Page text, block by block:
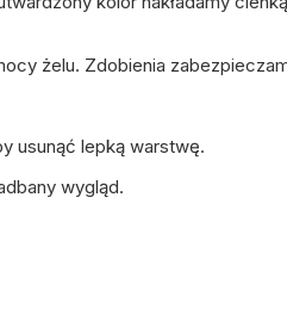
żelu. Zdobienia
usunąć lepką warstwę.
wygląd.